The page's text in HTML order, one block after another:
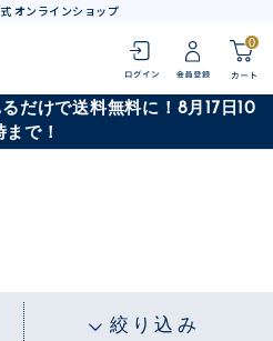
オンラインショップ
0
だけで送料無料に！8月17日10
まで！
絞り込み